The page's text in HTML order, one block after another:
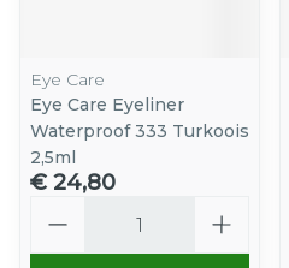
Eye Care
Eye Care Eyeliner
Waterproof 333 Turkoois
2,5ml
€ 24,80